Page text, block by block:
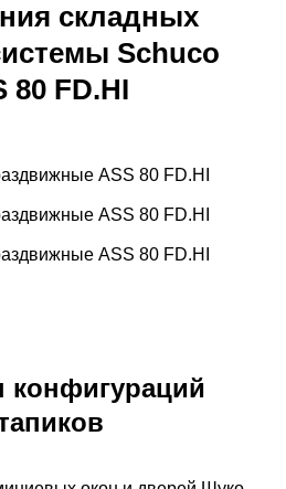
складных
Schuco
80 FD.HI
конфигураций